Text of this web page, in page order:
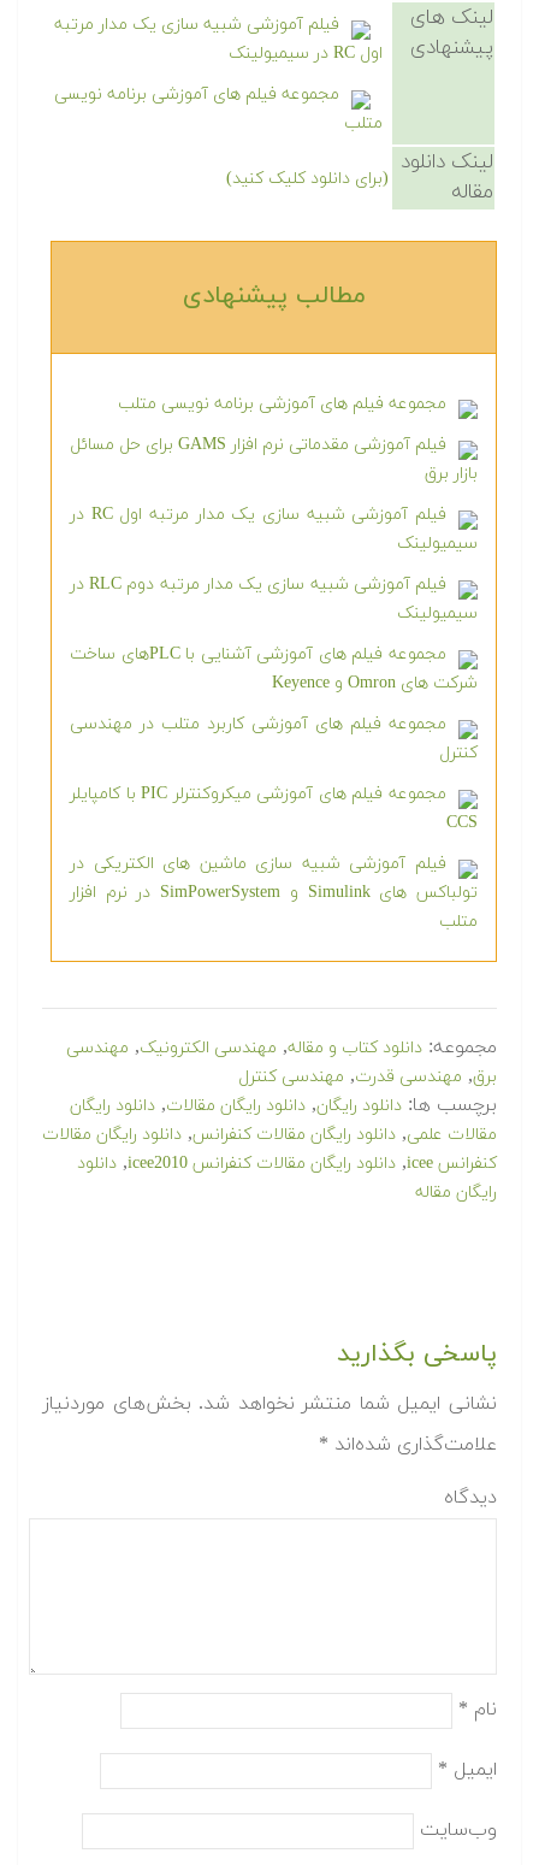
لینک های
پیشنهادی
فیلم آموزشی شبیه سازی یک مدار مرتبه
اول RC در سیمیولینک
مجموعه فیلم های آموزشی برنامه نویسی
متلب
لینک دانلود
مقاله
(برای دانلود کلیک کنید)
مطالب پیشنهادی‎
مجموعه فیلم های آموزشی برنامه نویسی متلب
فیلم آموزشی مقدماتی نرم افزار GAMS برای حل مسائل
بازار برق
فیلم آموزشی شبیه سازی یک مدار مرتبه اول RC در
سیمیولینک
فیلم آموزشی شبیه سازی یک مدار مرتبه دوم RLC در
سیمیولینک
مجموعه فیلم های آموزشی آشنایی با PLCهای ساخت
شرکت های Omron و Keyence
مجموعه فیلم های آموزشی کاربرد متلب در مهندسی
کنترل
مجموعه فیلم های آموزشی میکروکنترلر PIC با کامپایلر
CCS
فیلم آموزشی شبیه سازی ماشین های الکتریکی در
تولباکس های Simulink و SimPowerSystem در نرم افزار
متلب
مجموعه: دانلود کتاب و مقاله, مهندسی الکترونیک, مهندسی
برق, مهندسی قدرت, مهندسی کنترل
برچسب ها: دانلود رایگان, دانلود رایگان مقالات, دانلود رایگان
مقالات علمی, دانلود رایگان مقالات كنفرانس, دانلود رایگان مقالات
کنفرانس icee
, دانلود رایگان مقالات کنفرانس icee2010 , دانلود
رایگان مقاله
پاسخی بگذارید
نشانی ایمیل شما منتشر نخواهد شد. بخش‌های موردنیاز
علامت‌گذاری شده‌اند *
دیدگاه
نام *
ایمیل *
وب‌سایت